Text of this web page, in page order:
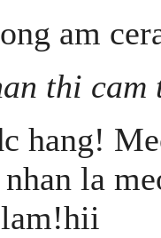
am
thi cam
hang!
la